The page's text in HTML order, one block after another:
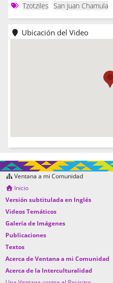
Tzotziles
San Juan Chamula
Ubicación del Video
Ventana a mi Comunidad
Inicio
Versión subtitulada en Inglés
Videos Temáticos
Galería de Imágenes
Publicaciones
Textos
Acerca de Ventana a mi Comunidad
Acerca de la Interculturalidad